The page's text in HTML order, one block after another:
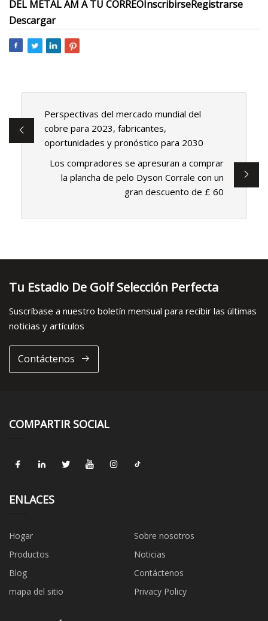
DEL METAL AM A TU CORREOInscribirseRegistrarse
Descargar
Perspectivas del mercado mundial del
cobre para 2023, fabricantes,
oportunidades y pronóstico para 2030
Los compradores se apresuran a comprar
la plancha de pelo Dyson Corrale con un
gran descuento de £ 60
Tu Estadio De Golf Selección Perfecta
Suscríbase a nuestro boletín mensual para recibir las últimas
noticias y artículos
Contáctenos
COMPARTIR SOCIAL
ENLACES
Hogar
Sobre nosotros
Productos
Noticias
Blog
Contáctenos
mapa del sitio
Privacy Policy